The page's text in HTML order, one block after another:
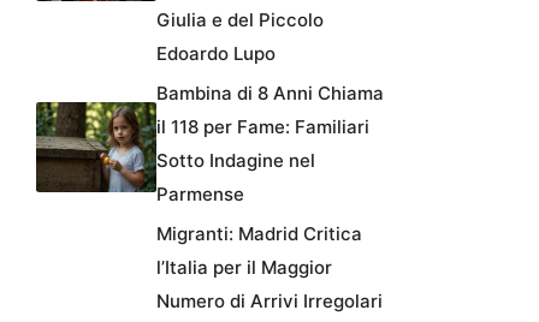
Giulia e del Piccolo
Edoardo Lupo
Bambina di 8 Anni Chiama
il 118 per Fame: Familiari
Sotto Indagine nel
Parmense
Migranti: Madrid Critica
l’Italia per il Maggior
Numero di Arrivi Irregolari